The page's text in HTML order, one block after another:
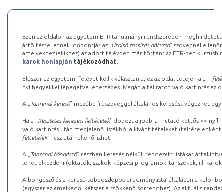
Ezen az oldalon az egyetem ETR tanulmányi rendszerében
áttöltésre, ennek időpontját az „ Utolsó frissítés dátuma” szövegnél
amelyekhez (akikhez) az adott félévben már történt az ETR-ben
karok honlapján tájékozódhat.
Először az egyetemi félévet kell kiválasztania, ez az oldal tetején a „
…
nyílhegyekkel lépegetve lehetséges. Magán a feliraton való kattintás az
A „ Tanrendi kereső” mezőbe írt szöveggel általános keresést végezhet
Ha a „ Részletes keresési feltételek” dobozt a jobbra mutató kettős >>
való kattintás után megjelenő listákból a kívánt tételeket (feltételenként
feltételek” rész után ellenőrizheti.
A „ Tanrendi böngésző” részben keresés nélkül, rendezett listákat
lehet elkezdeni (oktatók, szakok, képzési programok, tanszékek, ill.
A böngésző és a kereső többoszlopos eredménylistái általában a
(egyszer az emelkedő, kétszer a csökkenő sorrendhez). Az aktuális